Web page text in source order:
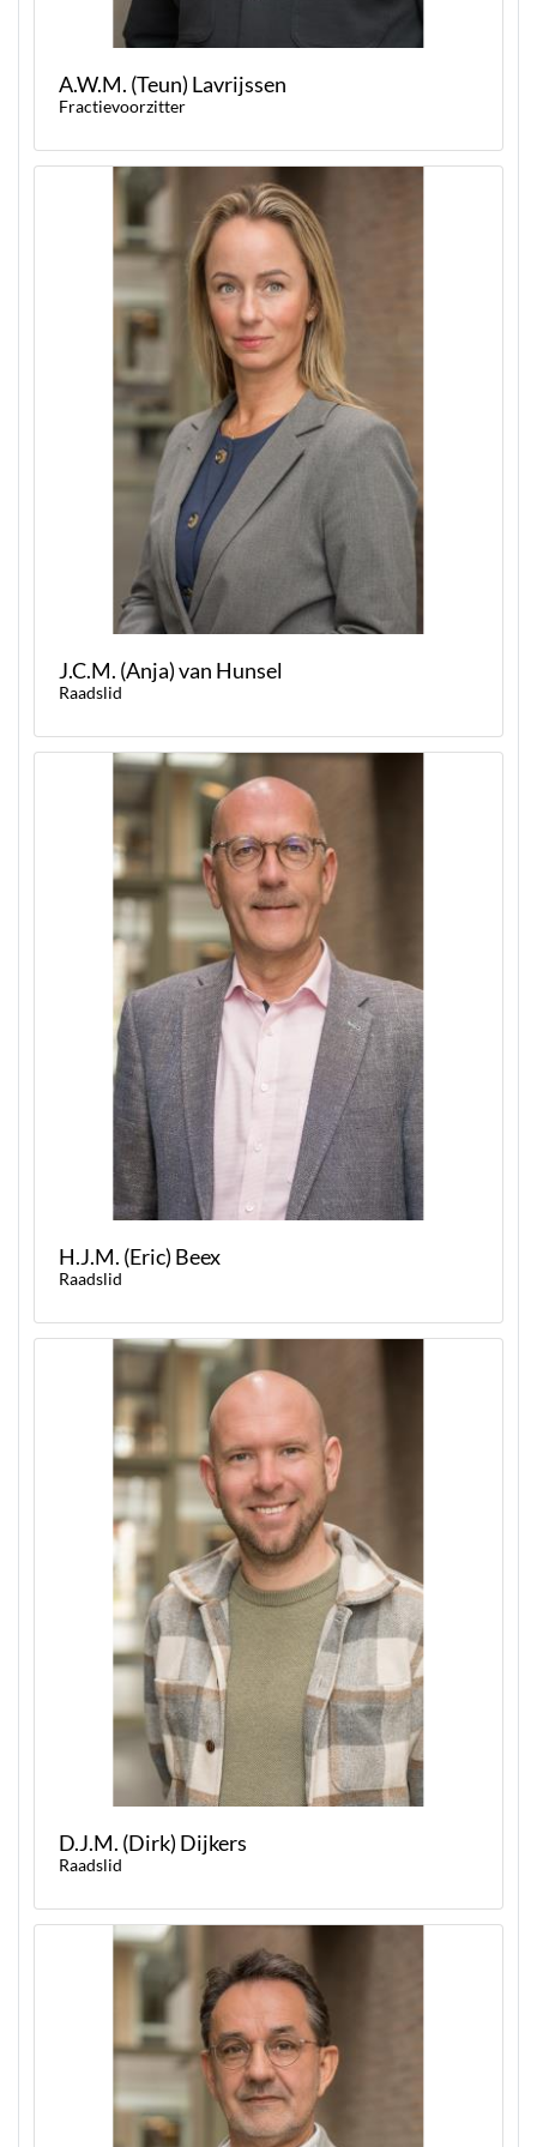
A.W.M. (Teun) Lavrijssen
Fractievoorzitter
J.C.M. (Anja) van Hunsel
Raadslid
H.J.M. (Eric) Beex
Raadslid
D.J.M. (Dirk) Dijkers
Raadslid